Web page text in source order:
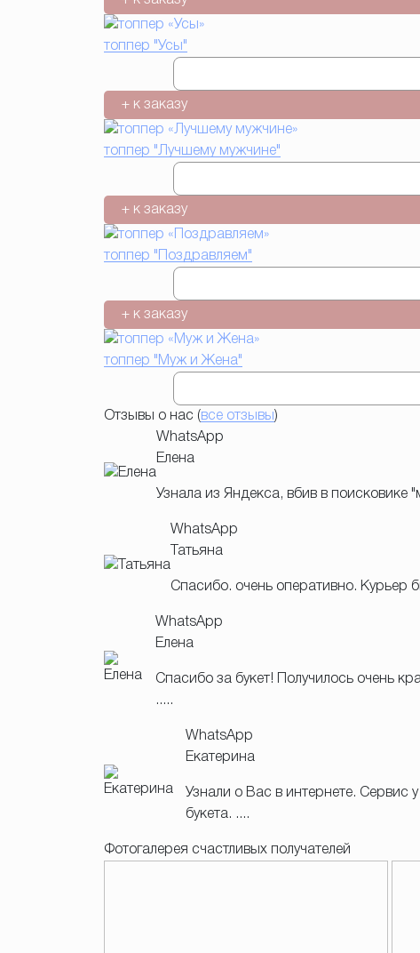
топпер "Усы"
+ к заказу
топпер "Лучшему мужчине"
+ к заказу
топпер "Поздравляем"
+ к заказу
топпер "Муж и Жена"
Отзывы о нас ( все отзывы )
WhatsApp
Елена
Узнала из Яндекса, вбив в поисковике
WhatsApp
Татьяна
Спасибо. очень оперативно. Курьер
WhatsApp
Елена
Спасибо за букет! Получилось очень
.....
WhatsApp
Екатерина
Узнали о Вас в интернете.
букета. ....
Фотогалерея счастливых получателей